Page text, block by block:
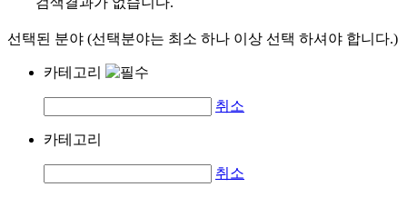
선택된 분야 (선택분야는 최소 하나 이상 선택 하셔야 합니다.)
카테고리
취소
카테고리
취소